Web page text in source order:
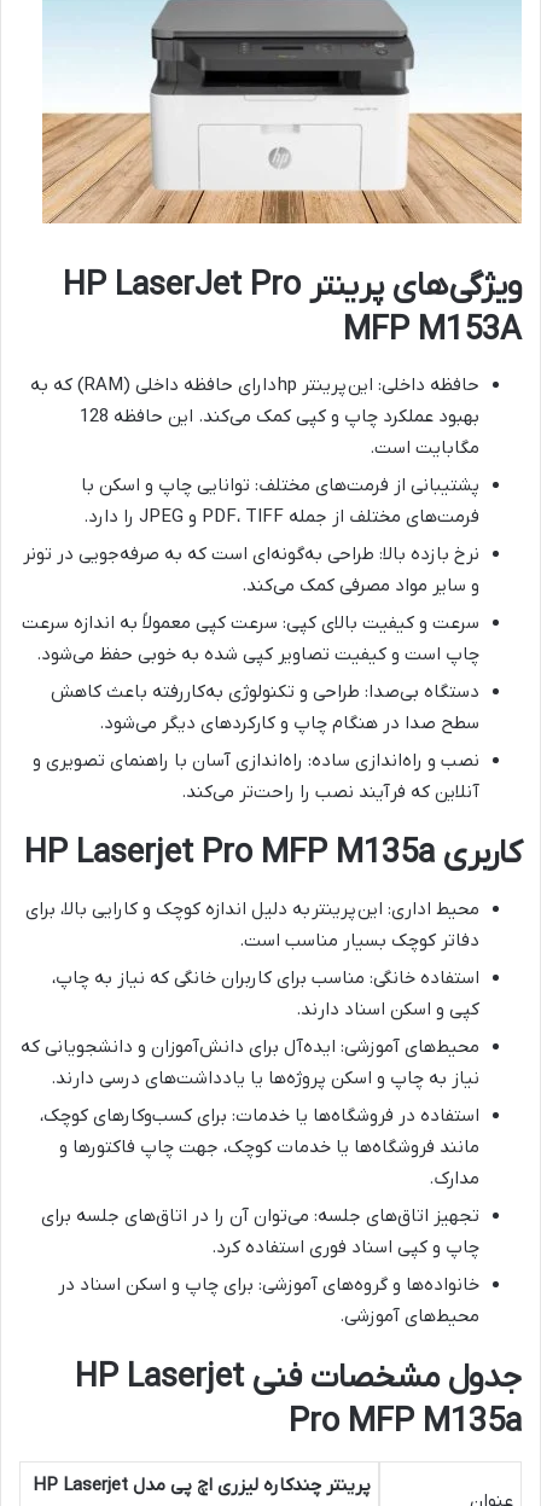
ویژگی‌های پرینتر HP LaserJet Pro
MFP M153A
حافظه داخلی: اینپرینتر hp
دارای حافظه داخلی (RAM) که به
بهبود عملکرد چاپ و کپی کمک می‌کند. این حافظه 128
مگابایت است.
پشتیبانی از فرمت‌های مختلف: توانایی چاپ و اسکن با
فرمت‌های مختلف از جمله PDF، TIFF و JPEG را دارد.
نرخ بازده بالا: طراحی به‌گونه‌ای است که به صرفه‌جویی در تونر
و سایر مواد مصرفی کمک می‌کند.
سرعت و کیفیت بالای کپی: سرعت کپی معمولاً به اندازه سرعت
چاپ است و کیفیت تصاویر کپی شده به خوبی حفظ می‌شود.
دستگاه بی‌صدا: طراحی و تکنولوژی به‌کاررفته باعث کاهش
سطح صدا در هنگام چاپ و کارکردهای دیگر می‌شود.
نصب و راه‌اندازی ساده: راه‌اندازی آسان با راهنمای تصویری و
آنلاین که فرآیند نصب را راحت‌تر می‌کند.
کاربری HP Laserjet Pro MFP M135a
محیط اداری: اینپرینتر به دلیل اندازه کوچک و کارایی بالا، برای
دفاتر کوچک بسیار مناسب است.
استفاده خانگی: مناسب برای کاربران خانگی که نیاز به چاپ،
کپی و اسکن اسناد دارند.
محیط‌های آموزشی: ایده‌آل برای دانش‌آموزان و دانشجویانی که
نیاز به چاپ و اسکن پروژه‌ها یا یادداشت‌های درسی دارند.
استفاده در فروشگاه‌ها یا خدمات: برای کسب‌وکارهای کوچک،
مانند فروشگاه‌ها یا خدمات کوچک، جهت چاپ فاکتورها و
مدارک.
تجهیز اتاق‌های جلسه: می‌توان آن را در اتاق‌های جلسه برای
چاپ و کپی اسناد فوری استفاده کرد.
خانواده‌ها و گروه‌های آموزشی: برای چاپ و اسکن اسناد در
محیط‌های آموزشی.
جدول مشخصات فنی HP Laserjet
Pro MFP M135a
پرینتر چندکاره لیزری اچ پی مدل HP Laserjet